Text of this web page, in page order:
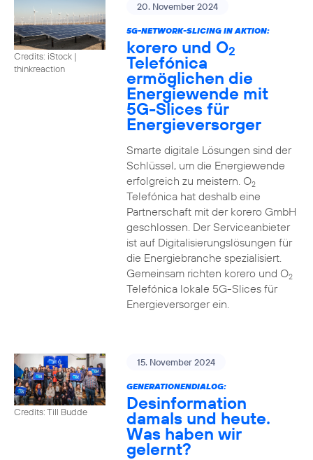
Credits: iStock |
thinkreaction
20. November 2024
5G-NETWORK-SLICING IN AKTION:
korero und O2
Telefónica
ermöglichen die
Energiewende mit
5G-Slices für
Energieversorger
Smarte digitale Lösungen sind der
Schlüssel, um die Energiewende
erfolgreich zu meistern. O2
Telefónica hat deshalb eine
Partnerschaft mit der korero GmbH
geschlossen. Der Serviceanbieter
ist auf Digitalisierungslösungen für
die Energiebranche spezialisiert.
Gemeinsam richten korero und O2
Telefónica lokale 5G-Slices für
Energieversorger ein.
Credits: Till Budde
15. November 2024
GENERATIONENDIALOG:
Desinformation
damals und heute.
Was haben wir
gelernt?